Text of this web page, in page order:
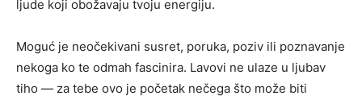
ljude koji obožavaju tvoju energiju.
Moguć je neočekivani susret, poruka, poziv ili poznavanje
nekoga ko te odmah fascinira. Lavovi ne ulaze u ljubav
tiho — za tebe ovo je početak nečega što može biti